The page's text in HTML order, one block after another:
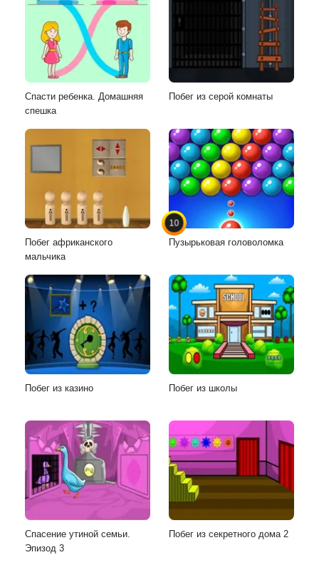
Спасти ребенка. Домашняя
спешка
Побег из серой комнаты
Побег африканского
мальчика
10
Пузырьковая головоломка
Побег из казино Побег из школы
Спасение утиной семьи.
Эпизод 3
Побег из секретного дома 2